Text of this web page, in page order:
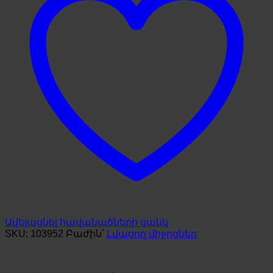
Ավելացնել հավանածների ցանկ
SKU: 103952 Բաժին՝ Լվացող միջոցներ